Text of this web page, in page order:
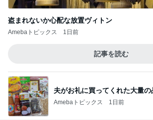
盗まれないか心配な放置ヴィトン
Amebaトピックス 1日前
記事を読む
夫がお礼に買ってくれた大量の
Amebaトピックス 1日前